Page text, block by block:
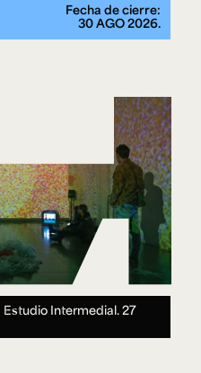
Fecha de cierre:
30 AGO 2026.
Estudio Intermedial.27